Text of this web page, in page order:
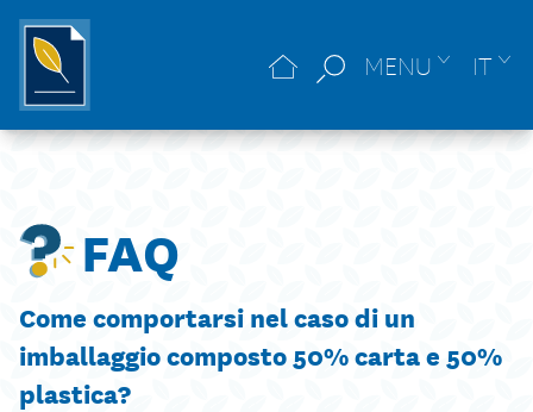
MENU IT
FAQ
Come comportarsi nel caso di un
imballaggio composto 50% carta e 50%
plastica?